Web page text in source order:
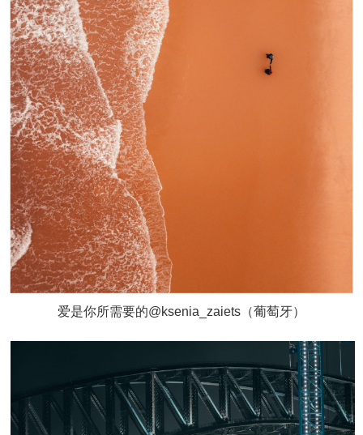
爱是你所需要的@ksenia_zaiets（葡萄牙）